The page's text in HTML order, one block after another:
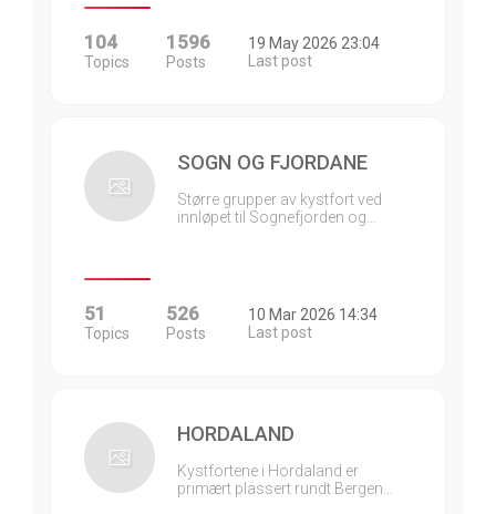
104
Topics
1596
Posts
19 May 2026 23:04
Last post
SOGN OG FJORDANE
Større grupper av kystfort ved
innløpet til Sognefjorden og…
51
Topics
526
Posts
10 Mar 2026 14:34
Last post
HORDALAND
Kystfortene i Hordaland er
primært plassert rundt Bergen…